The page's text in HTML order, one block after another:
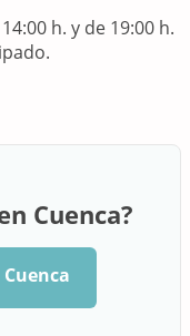
h. y de 19:00 h.
Cuenca?